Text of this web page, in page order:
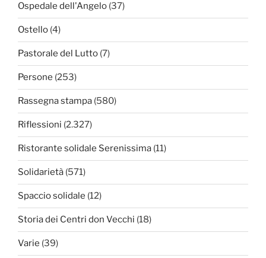
Ospedale dell'Angelo (37)
Ostello (4)
Pastorale del Lutto (7)
Persone (253)
Rassegna stampa (580)
Riflessioni (2.327)
Ristorante solidale Serenissima (11)
Solidarietà (571)
Spaccio solidale (12)
Storia dei Centri don Vecchi (18)
Varie (39)